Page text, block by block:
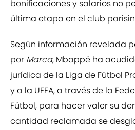
bonificaciones y salarios no
última etapa en el club
Según información revelada
por Marca, Mbappé ha
jurídica de la Liga de Fútbol
y a la UEFA, a través de la
Fútbol, para hacer valer su
cantidad reclamada se